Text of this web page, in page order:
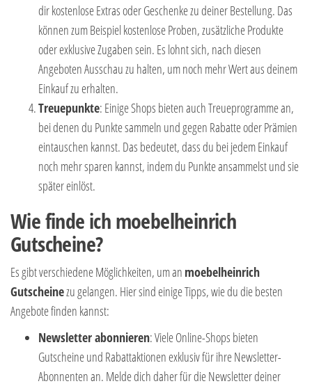
dir kostenlose Extras oder Geschenke zu deiner Bestellung. Das
können zum Beispiel kostenlose Proben, zusätzliche Produkte
oder exklusive Zugaben sein. Es lohnt sich, nach diesen
Angeboten Ausschau zu halten, um noch mehr Wert aus deinem
Einkauf zu erhalten.
Treuepunkte: Einige Shops bieten auch Treueprogramme an,
bei denen du Punkte sammeln und gegen Rabatte oder Prämien
eintauschen kannst. Das bedeutet, dass du bei jedem Einkauf
noch mehr sparen kannst, indem du Punkte ansammelst und sie
später einlöst.
Wie finde ich moebelheinrich
Gutscheine?
Es gibt verschiedene Möglichkeiten, um an moebelheinrich
Gutscheinezu gelangen. Hier sind einige Tipps, wie du die besten
Angebote finden kannst:
Newsletter abonnieren: Viele Online-Shops bieten
Gutscheine und Rabattaktionen exklusiv für ihre Newsletter-
Abonnenten an. Melde dich daher für die Newsletter deiner